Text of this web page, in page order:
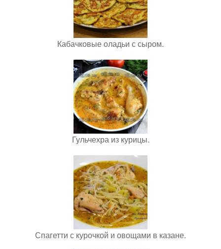
Кабачковые оладьи с сыром.
Гульчехра из курицы.
Спагетти с курочкой и овощами в казане.